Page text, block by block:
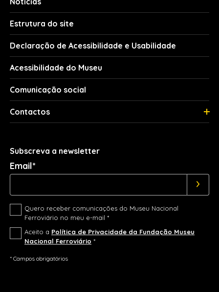
Estrutura do site
Declaração de Acessibilidade e Usabilidade
Acessibilidade do Museu
Comunicação social
Contactos
Subscreva a newsletter
Email*
Quero receber comunicações do Museu Nacional
Ferroviário no meu e-mail *
Aceito a Política de Privacidade da Fundação Museu
Nacional Ferroviário *
* Campos obrigatórios